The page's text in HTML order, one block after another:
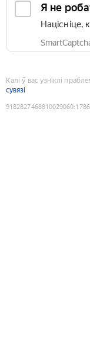
Я не
Націсніце,
Калі ў вас узніклі
сувязі
9182827468810029060: